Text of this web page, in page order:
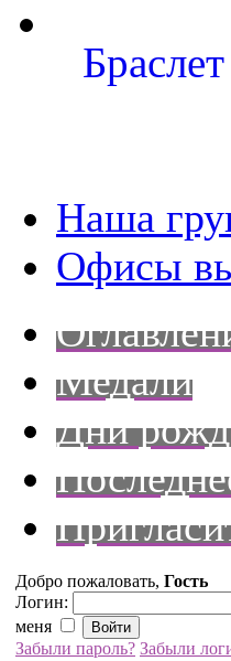
Наша
Офисы
Медали
Дни
Добро пожаловать, Гость
Логин:
меня
Забыли пароль? Забыли